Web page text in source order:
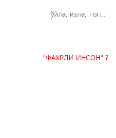
"ФАХРЛИ ИНСОН"?